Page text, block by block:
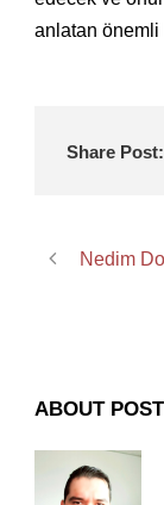
anlatan önemli
Share Post:
Nedim
ABOUT